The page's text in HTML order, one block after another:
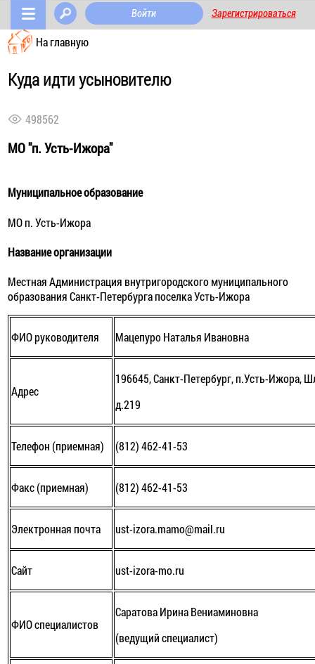
Войти Зарегистрироваться
На главную
Куда идти усыновителю
498562
МО "п. Усть-Ижора"
Муниципальное образование
МО п. Усть-Ижора
Название организации
Местная Администрация внутригородского муниципального
образования Санкт-Петербурга поселка Усть-Ижора
ФИО руководителя Мацепуро Наталья Ивановна
Адрес
196645, Санкт-Петербург, п.Усть-Ижора,
д.219
Телефон (приемная) (812) 462-41-53
Факс (приемная) (812) 462-41-53
Электронная почта ust-izora.mamo@mail.ru
Сайт ust-izora-mo.ru
ФИО специалистов
Саратова Ирина Вениаминовна
(ведущий специалист)